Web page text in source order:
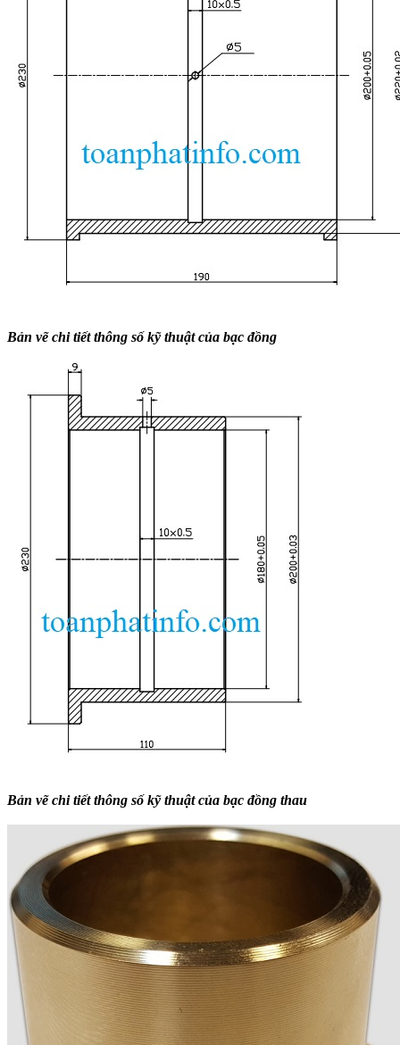
Bản vẽ chi tiết thông số kỹ thuật của bạc đồng
Bản vẽ chi tiết thông số kỹ thuật của bạc đồng thau